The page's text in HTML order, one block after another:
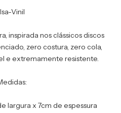
Vinil
inspirada nos clássicos discos
zero costura, zero cola,
e extremamente resistente.
largura x 7cm de espessura